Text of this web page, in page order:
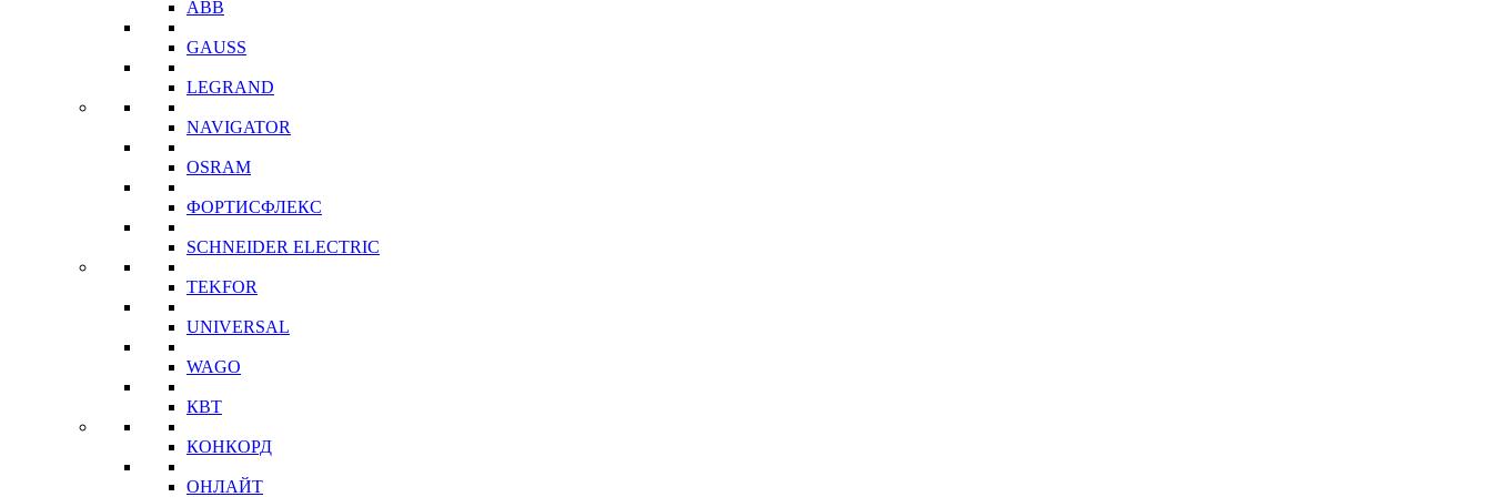
ABB
GAUSS
LEGRAND
NAVIGATOR
OSRAM
ФОРТИСФЛЕКС
SCHNEIDER ELECTRIC
TEKFOR
UNIVERSAL
WAGO
КВТ
КОНКОРД
ОНЛАЙТ